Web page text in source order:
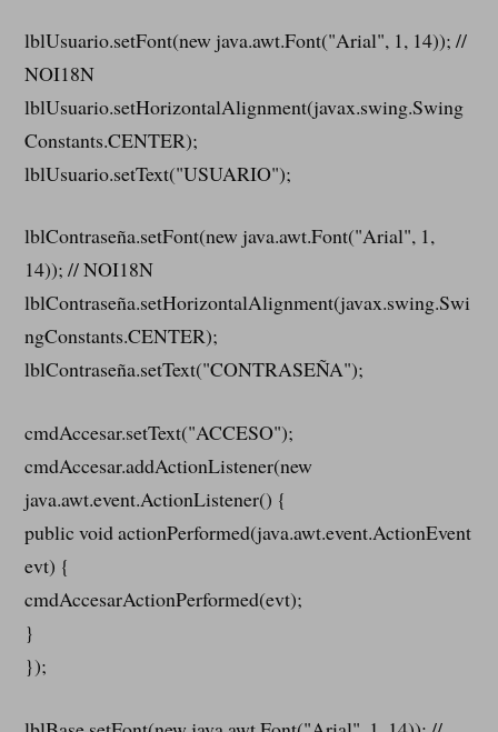
lblUsuario.setFont(new java.awt.Font("Arial", 1, 14)); //
NOI18N
lblUsuario.setHorizontalAlignment(javax.swing.Swing
Constants.CENTER);
lblUsuario.setText("USUARIO");
lblContraseña.setFont(new java.awt.Font("Arial", 1,
14)); // NOI18N
lblContraseña.setHorizontalAlignment(javax.swing.Swi
ngConstants.CENTER);
lblContraseña.setText("CONTRASEÑA");
cmdAccesar.setText("ACCESO");
cmdAccesar.addActionListener(new
java.awt.event.ActionListener() {
public void actionPerformed(java.awt.event.ActionEvent
evt) {
cmdAccesarActionPerformed(evt);
}
});